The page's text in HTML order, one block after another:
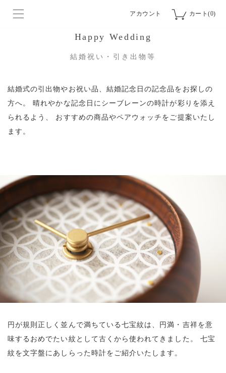
アカウント カート(0)
Happy Wedding
結婚祝い・引き出物等
結婚式の引出物やお祝い品、結婚記念日の記念品をお探しの
方へ。
晴れやかな記念日にシーブレーンの時計が彩りを添え
られるよう、
おすすめの商品やペアウォッチをご提案いたし
ます。
円が規則正しく並んで満ちている七宝紋は、円満・吉祥を意
味するおめでたい紋として古くから使われてきました。
七宝
紋を文字盤にあしらった時計をご紹介いたします。